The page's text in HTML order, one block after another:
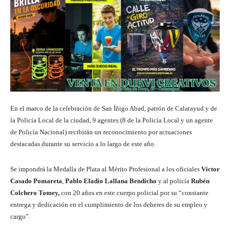
En el marco de la celebración de San Íñigo Abad, patrón de Calatayud y de
la Policía Local de la ciudad, 9 agentes (8 de la Policía Local y un agente
de Policía Nacional) recibirán un reconocimiento por actuaciones
destacadas durante su servicio a lo largo de este año.
Se impondrá la Medalla de Plata al Mérito Profesional a los oficiales Víctor
Casado Pomareta Pablo Eladio Lallana Bendicho y al policía Rubén
Colchero Tomey, con 20 años en este cuerpo policial por su “constante
entrega y dedicación en el cumplimiento de los deberes de su empleo y
cargo”.